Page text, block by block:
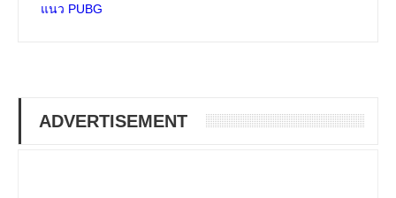
แนว PUBG
ADVERTISEMENT